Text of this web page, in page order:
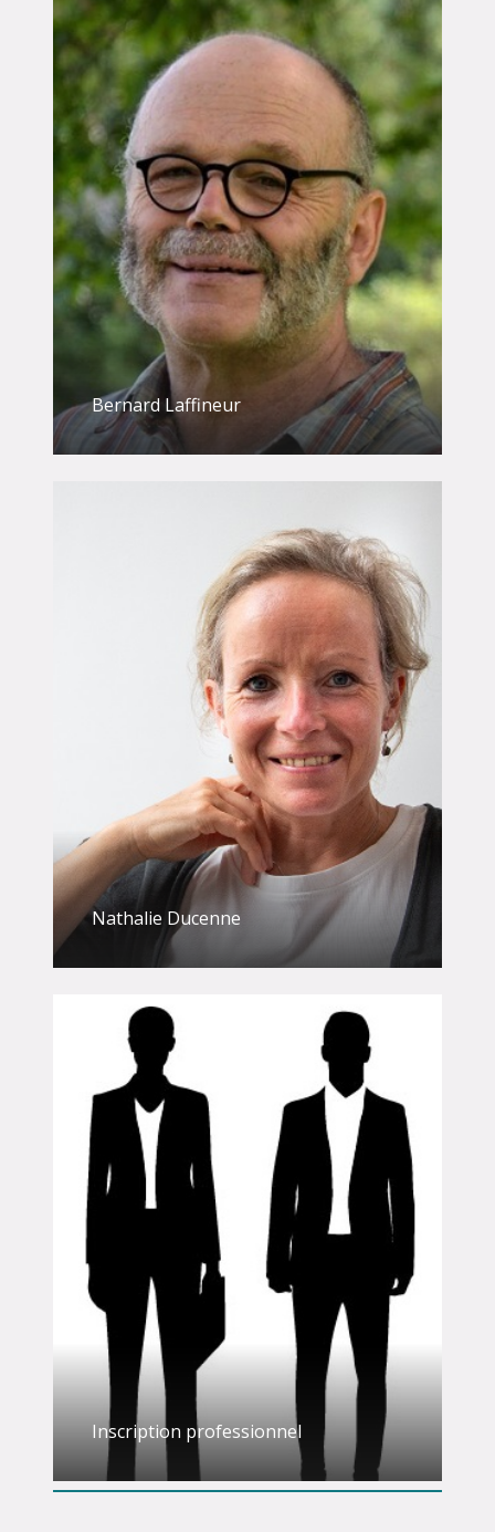
Bernard Laffineur
Nathalie Ducenne
Inscription professionnel